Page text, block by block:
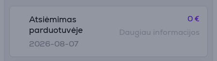
Šis daugiafunkcis USB-C adapteris yra puikus
pasirinkimas tiems, kurie ieško patogaus ir efektyvaus
sprendimo savo darbo vietos jungiamumui pagerinti.
Atsiėmimas
parduotuvėje
2026-08-07
0 €
Daugiau informacijos